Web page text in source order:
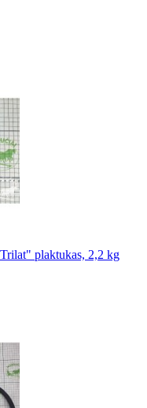
plaktukas, 2,2 kg